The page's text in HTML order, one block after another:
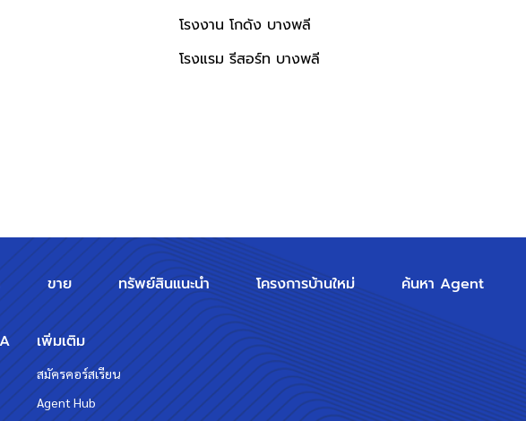
โรงงาน โกดัง บางพลี
โรงแรม รีสอร์ท บางพลี
ขาย ทรัพย์สินแนะนำ โครงการบ้านใหม่ ค้นหา Agent
เพิ่มเติม
สมัครคอร์สเรียน
Agent Hub